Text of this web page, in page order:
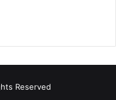
Reserved